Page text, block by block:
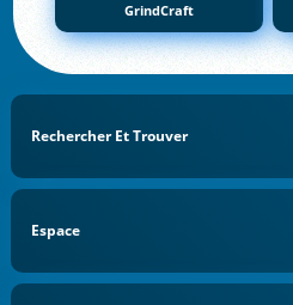
GrindCraft
Rechercher Et Trouver
Espace